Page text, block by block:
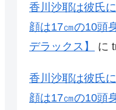
香川沙耶は彼氏
顔は17㎝の10頭
デラックス】
に
香川沙耶は彼氏
顔は17㎝の10頭